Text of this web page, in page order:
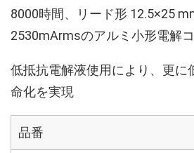
8000時間、リード形 12.5×25
2530mArmsのアルミ小形電解コ
低抵抗電解液使用により、更に
命化を実現
品番